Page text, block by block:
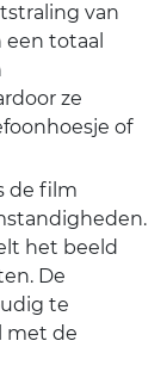
van
totaal
ze
of
de film
het beeld
De
te
met de